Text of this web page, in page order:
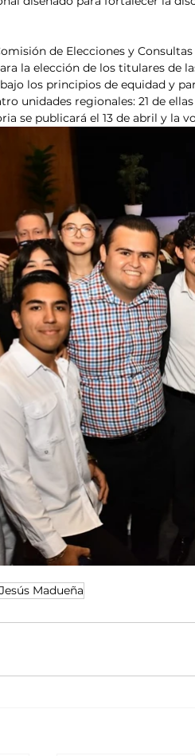
de Elecciones y
la elección de los titulares de
los principios de equidad y
unidades regionales: 21 de
se publicará el 13 de abril y la
Jesús Madueña